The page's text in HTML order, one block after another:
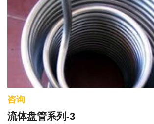
咨询
流体盘管系列-3